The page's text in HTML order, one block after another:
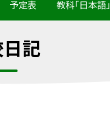
予定表 教科「日本語」
記